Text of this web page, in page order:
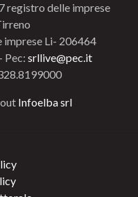
registro delle imprese
imprese Li- 206464
- Pec: srllive@pec.it
Infoelba srl